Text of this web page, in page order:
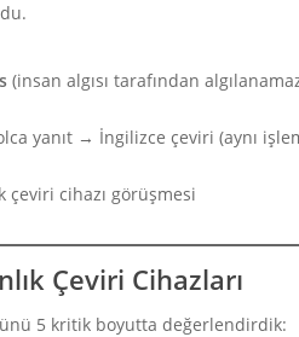
(insan algısı tarafından
yanıt → İngilizce çeviri (aynı
çeviri cihazı görüşmesi
Çeviri Cihazları
5 kritik boyutta değerlendirdik: